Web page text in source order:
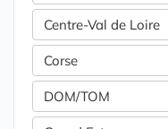
Centre-Val de Loire
Corse
DOM/TOM